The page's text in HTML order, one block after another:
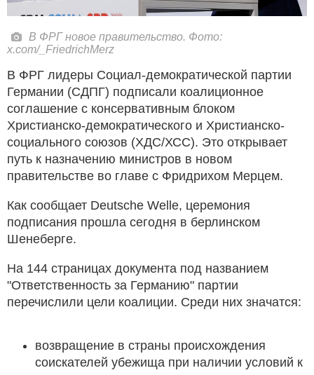
В ФРГ новое правительство. Фото:
x.com/_FriedrichMerz
В ФРГ лидеры Социал-демократической партии
Германии (СДПГ) подписали коалиционное
соглашение с консервативным блоком
Христианско-демократического и Христианско-
социального союзов (ХДС/ХСС). Это открывает
путь к назначению министров в новом
правительстве во главе с Фридрихом Мерцем.
Как сообщает Deutsche Welle, церемония
подписания прошла сегодня в берлинском
Шенеберге.
На 144 страницах документа под названием
"Ответственность за Германию" партии
перечислили цели коалиции. Среди них значатся:
возвращение в страны происхождения
соискателей убежища при наличии условий к